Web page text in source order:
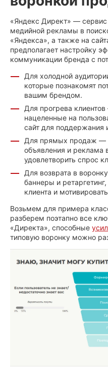
«Яндекс Директ» — сервис
медийной рекламы в
«Яндекса», а также на
предполагает настройку
коммуникации бренда с
Для холодной
которые познакомят
вашим брендом.
Для прогрева
нацеленные на
сайт для поддержания
Для прямых продаж —
объявления и реклама
удовлетворить спрос
Для возврата в
баннеры и
клиента и
Возьмем для примера
разберем поэтапно все
«Директа», способные
типовую воронку можно